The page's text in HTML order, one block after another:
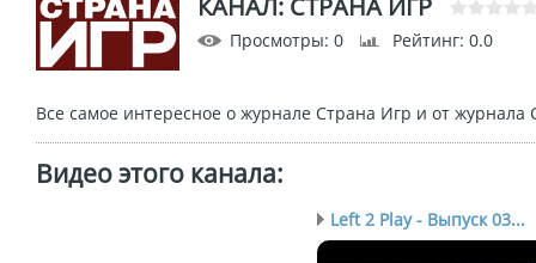
КАНАЛ: СТРАНА ИГР
Просмотры: 0 Рейтинг: 0.0
Все самое интересное о журнале Страна Игр и от журнала
Видео этого канала:
Left 2 Play - Выпуск 03...